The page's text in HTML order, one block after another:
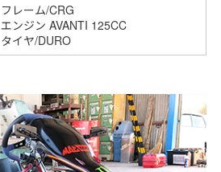
フレーム/CRG
エンジン AVANTI 125CC
タイヤ/DURO